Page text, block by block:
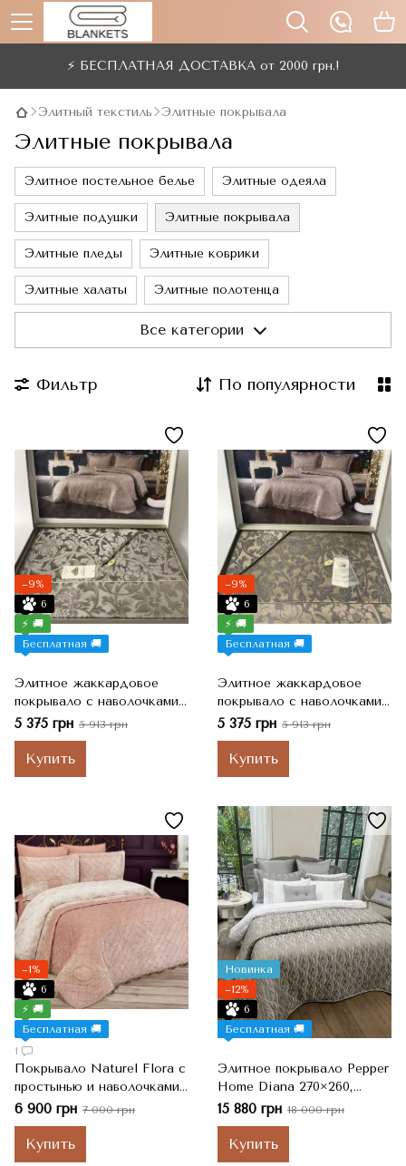
⚡ БЕСПЛАТНАЯ ДОСТАВКА от 2000 грн.!
Элитный текстиль Элитные покрывала
Элитные покрывала
Элитное постельное белье Элитные одеяла
Элитные подушки Элитные покрывала
Элитные пледы Элитные коврики
Элитные халаты Элитные полотенца
Все категории
Фильтр По популярности
−9%
6
⚡ 🚚
Бесплатная 🚚
Элитное жаккардовое
покрывало с наволочками
Diamond Cobel Bej, Bej
Бежевый, Евро-макси,
240x260 см, 50x70 см
5 375 грн 5 913 грн
Купить
−9%
6
⚡ 🚚
Бесплатная 🚚
Элитное жаккардовое
покрывало с наволочками
Diamond Cobel Bej, DARK
BEJ Темно-бежевый, Евро-
макси, 240x260 см, 50x70
см
5 375 грн 5 913 грн
Купить
−1%
6
⚡ 🚚
Бесплатная 🚚
1
Покрывало Naturel Flora с
простынью и наволочками
(6 предметов), Pudra, Евро,
240x260 см, 50x70 см
6 900 грн 7 000 грн
Купить
Новинка
−12%
6
Бесплатная 🚚
Элитное покрывало Pepper
Home Diana 270×260,
Турция, Бежево-серый,
Евро-макси, 50x70 см 2 шт
15 880 грн 18 000 грн
Купить